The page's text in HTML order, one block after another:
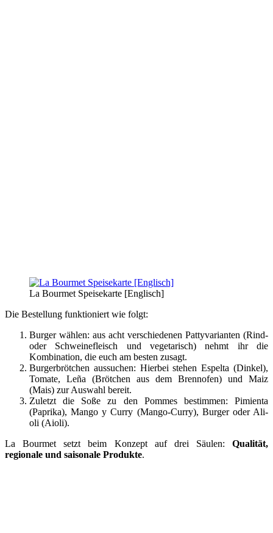
La Bourmet Speisekarte [Englisch]
Die Bestellung funktioniert wie folgt:
Burger wählen: aus acht verschiedenen Pattyvarianten (Rind-
oder Schweinefleisch und vegetarisch) nehmt ihr die
Kombination, die euch am besten zusagt.
Burgerbrötchen aussuchen: Hierbei stehen Espelta (Dinkel),
Tomate, Leña (Brötchen aus dem Brennofen) und Maiz
(Mais) zur Auswahl bereit.
Zuletzt die Soße zu den Pommes bestimmen: Pimienta
(Paprika), Mango y Curry (Mango-Curry), Burger oder Ali-
oli (Aioli).
La Bourmet setzt beim Konzept auf drei Säulen: Qualität,
regionale und saisonale Produkte.